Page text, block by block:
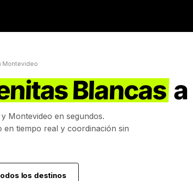
Montevideo
Blancas a
y Montevideo en segundos.
en tiempo real y coordinación sin
los destinos